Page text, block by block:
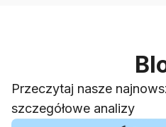
Przeczytaj nasze
szczegółowe analizy